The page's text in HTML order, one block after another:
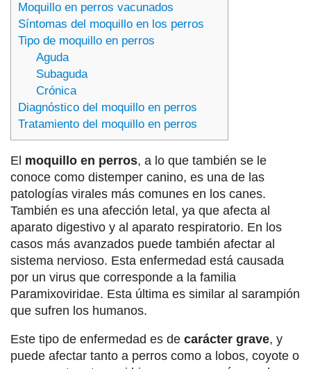
Moquillo en perros vacunados
Síntomas del moquillo en los perros
Tipo de moquillo en perros
Aguda
Subaguda
Crónica
Diagnóstico del moquillo en perros
Tratamiento del moquillo en perros
El moquillo en perros, a lo que también se le
conoce como distemper canino, es una de las
patologías virales más comunes en los canes.
También es una afección letal, ya que afecta al
aparato digestivo y al aparato respiratorio. En los
casos más avanzados puede también afectar al
sistema nervioso. Esta enfermedad está causada
por un virus que corresponde a la familia
Paramixoviridae. Esta última es similar al sarampión
que sufren los humanos.
Este tipo de enfermedad es de carácter grave, y
puede afectar tanto a perros como a lobos, coyote o